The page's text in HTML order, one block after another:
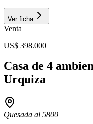
Ver ficha
Venta
US$ 398.000
Casa de 4
Urquiza
Quesada al 5800